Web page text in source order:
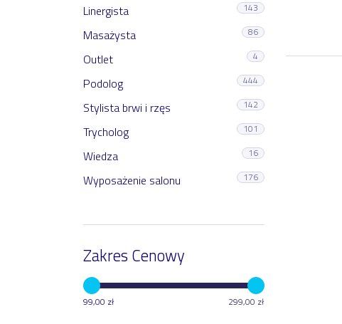
Linergista 143
Masażysta 86
Outlet 4
Podolog 444
Stylista brwi i rzęs 142
Trycholog 101
Wiedza 16
Wyposażenie salonu 176
Zakres Cenowy
99,00 zł 299,00 zł